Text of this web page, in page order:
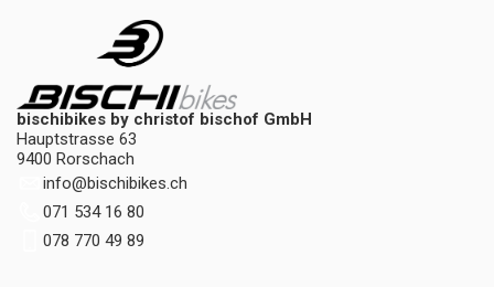
bischibikes by christof bischof GmbH
Hauptstrasse 63
9400 Rorschach
info@bischibikes.ch
071 534 16 80
078 770 49 89